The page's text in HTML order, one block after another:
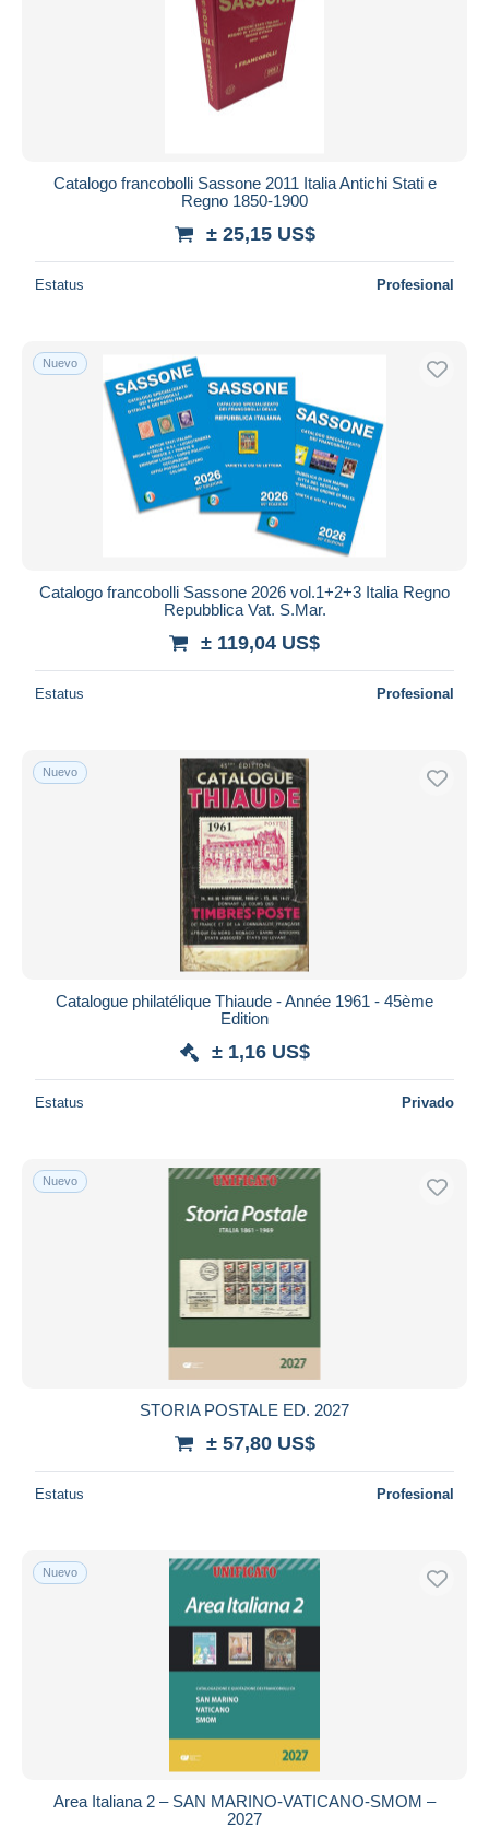
Catalogo francobolli Sassone 2011 Italia Antichi Stati e
Regno 1850-1900
± 25,15 US$
Estatus Profesional
Nuevo
Catalogo francobolli Sassone 2026 vol.1+2+3 Italia Regno
Repubblica Vat. S.Mar.
± 119,04 US$
Estatus Profesional
Nuevo
Catalogue philatélique Thiaude - Année 1961 - 45ème
Edition
± 1,16 US$
Estatus Privado
Nuevo
STORIA POSTALE ED. 2027
± 57,80 US$
Estatus Profesional
Nuevo
Area Italiana 2 – SAN MARINO-VATICANO-SMOM –
2027